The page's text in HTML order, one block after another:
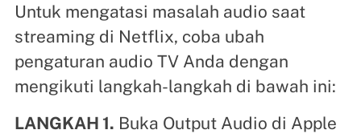
Untuk mengatasi masalah audio saat
streaming di Netflix, coba ubah
pengaturan audio TV Anda dengan
mengikuti langkah-langkah di bawah ini:
LANGKAH 1. Buka Output Audio di Apple